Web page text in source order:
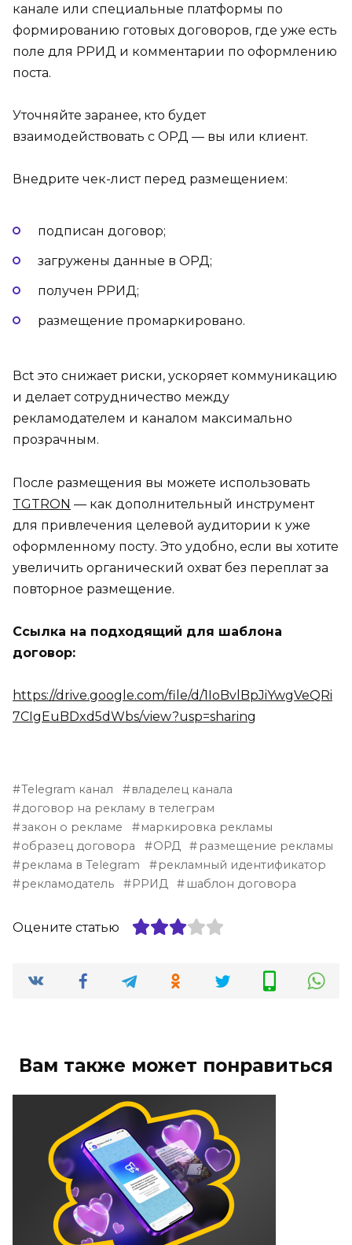
канале или специальные платформы по
формированию готовых договоров, где уже есть
поле для РРИД и комментарии по оформлению
поста.
Уточняйте заранее, кто будет
взаимодействовать с ОРД — вы или клиент.
Внедрите чек-лист перед размещением:
подписан договор;
загружены данные в ОРД;
получен РРИД;
размещение промаркировано.
Всt это снижает риски, ускоряет коммуникацию
и делает сотрудничество между
рекламодателем и каналом максимально
прозрачным.
После размещения вы можете использовать
TGTRON — как дополнительный инструмент
для привлечения целевой аудитории к уже
оформленному посту. Это удобно, если вы хотите
увеличить органический охват без переплат за
повторное размещение.
Ссылка на подходящий для шаблона
договор:
https://drive.google.com/file/d/1IoBvlBpJiYwgVeQRi
7CIgEuBDxd5dWbs/view?usp=sharing
Telegram канал
владелец канала
договор на рекламу в телеграм
закон о рекламе
маркировка рекламы
образец договора
ОРД
размещение рекламы
реклама в Telegram
рекламный идентификатор
рекламодатель
РРИД шаблон договора
Оцените статью
Вам также может понравиться